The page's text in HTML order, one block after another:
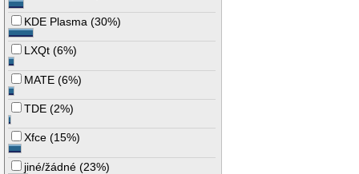
KDE Plasma (30%)
LXQt (6%)
MATE (6%)
TDE (2%)
Xfce (15%)
jiné/žádné (23%)